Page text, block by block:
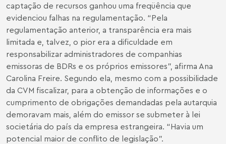
captação de recursos ganhou uma freqüência que
evidenciou falhas na regulamentação. “Pela
regulamentação anterior, a transparência era mais
limitada e, talvez, o pior era a dificuldade em
responsabilizar administradores de companhias
emissoras de BDRs e os próprios emissores”, afirma Ana
Carolina Freire. Segundo ela, mesmo com a possibilidade
da CVM fiscalizar, para a obtenção de informações e o
cumprimento de obrigações demandadas pela autarquia
demoravam mais, além do emissor se submeter à lei
societária do país da empresa estrangeira. “Havia um
potencial maior de conflito de legislação”.